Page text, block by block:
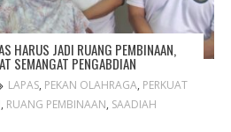
HARUS JADI RUANG PEMBINAAN,
SEMANGAT PENGABDIAN
LAPAS, PEKAN OLAHRAGA, PERKUAT
, RUANG PEMBINAAN, SAADIAH